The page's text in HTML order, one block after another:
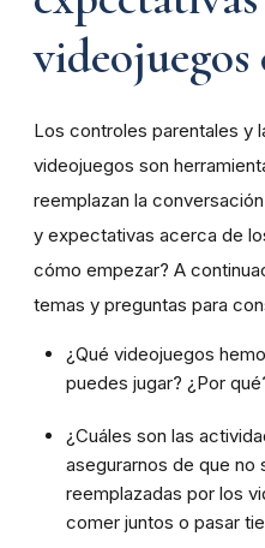
videojuegos
Los controles parentales y
videojuegos son
reemplazan la
y expectativas acerca de
cómo empezar? A
temas y preguntas para
¿Qué videojuegos
puedes jugar? ¿Por
¿Cuáles son las
asegurarnos de que no
reemplazadas por los
comer juntos o pasar